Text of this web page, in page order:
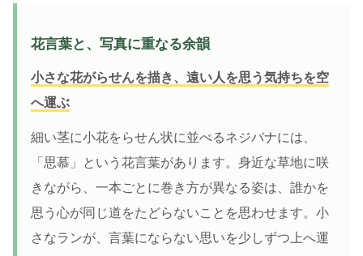
花言葉と、写真に重なる余韻
小さな花がらせんを描き、遠い人を思う気持ちを空
へ運ぶ
細い茎に小花をらせん状に並べるネジバナには、
「思慕」という花言葉があります。身近な草地に咲
きながら、一本ごとに巻き方が異なる姿は、誰かを
思う心が同じ道をたどらないことを思わせます。小
さなランが、言葉にならない思いを少しずつ上へ運